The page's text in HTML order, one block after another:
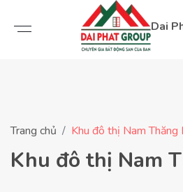
Dai
Trang chủ Khu đô thị Nam Thăng
Khu đô thị Nam